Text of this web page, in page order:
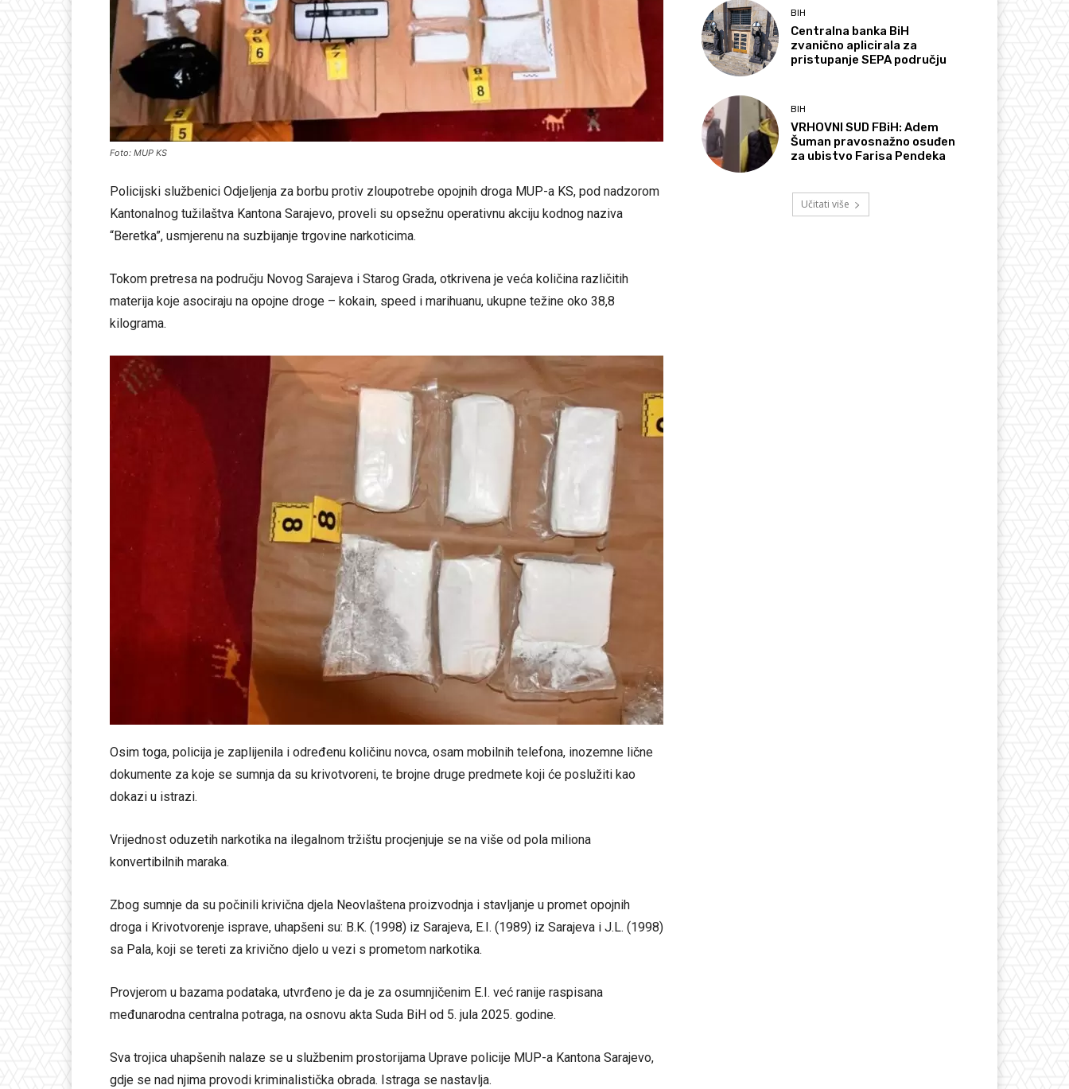
Foto: MUP KS
Policijski službenici Odjeljenja za borbu protiv zloupotrebe opojnih droga MUP-a KS, pod nadzorom
Kantonalnog tužilaštva Kantona Sarajevo, proveli su opsežnu operativnu akciju kodnog naziva
“Beretka”, usmjerenu na suzbijanje trgovine narkoticima.
Tokom pretresa na području Novog Sarajeva i Starog Grada, otkrivena je veća količina različitih
materija koje asociraju na opojne droge – kokain, speed i marihuanu, ukupne težine oko 38,8
kilograma.
Osim toga, policija je zaplijenila i određenu količinu novca, osam mobilnih telefona, inozemne lične
dokumente za koje se sumnja da su krivotvoreni, te brojne druge predmete koji će poslužiti kao
dokazi u istrazi.
Vrijednost oduzetih narkotika na ilegalnom tržištu procjenjuje se na više od pola miliona
konvertibilnih maraka.
Zbog sumnje da su počinili krivična djela Neovlaštena proizvodnja i stavljanje u promet opojnih
droga i Krivotvorenje isprave, uhapšeni su: B.K. (1998) iz Sarajeva, E.I. (1989) iz Sarajeva i J.L. (1998)
sa Pala, koji se tereti za krivično djelo u vezi s prometom narkotika.
Provjerom u bazama podataka, utvrđeno je da je za osumnjičenim E.I. već ranije raspisana
međunarodna centralna potraga, na osnovu akta Suda BiH od 5. jula 2025. godine.
Sva trojica uhapšenih nalaze se u službenim prostorijama Uprave policije MUP-a Kantona Sarajevo,
gdje se nad njima provodi kriminalistička obrada. Istraga se nastavlja.
BIH
Centralna banka BiH
zvanično aplicirala za
pristupanje SEPA području
BIH
VRHOVNI SUD FBiH: Adem
Šuman pravosnažno osuđen
za ubistvo Farisa Pendeka
Učitati više